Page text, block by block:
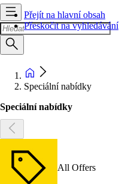
Přejít na hlavní obsah
Přeskočit na vyhledávání
Speciální nabídky
Speciální nabídky
All Offers